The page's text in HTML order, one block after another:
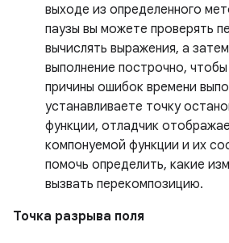
выходе из определенного
паузы вы можете проверять
вычислять выражения, а
выполнение построчно,
причины ошибок времени
устанавливаете точку
функции, отладчик
компонуемой функции и их
помочь определить, какие
вызвать перекомпозицию.
Точка разрыва поля